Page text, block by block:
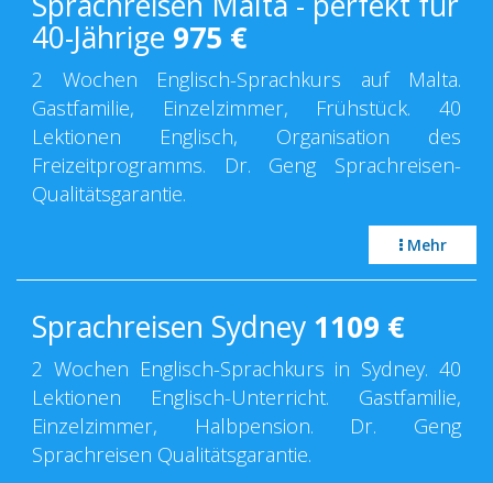
40-Jährige 975 €
2 Wochen Englisch-Sprachkurs auf Malta.
Gastfamilie, Einzelzimmer, Frühstück. 40
Lektionen Englisch, Organisation des
Freizeitprogramms. Dr. Geng Sprachreisen-
Qualitätsgarantie.
Mehr
Sprachreisen Sydney 1109 €
2 Wochen Englisch-Sprachkurs in Sydney. 40
Lektionen Englisch-Unterricht. Gastfamilie,
Einzelzimmer, Halbpension. Dr. Geng
Sprachreisen Qualitätsgarantie.